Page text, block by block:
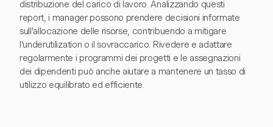
distribuzione del carico di lavoro. Analizzando questi
report, i manager possono prendere decisioni informate
sull'allocazione delle risorse, contribuendo a mitigare
l'underutilization o il sovraccarico. Rivedere e adattare
regolarmente i programmi dei progetti e le assegnazioni
dei dipendenti può anche aiutare a mantenere un tasso di
utilizzo equilibrato ed efficiente.